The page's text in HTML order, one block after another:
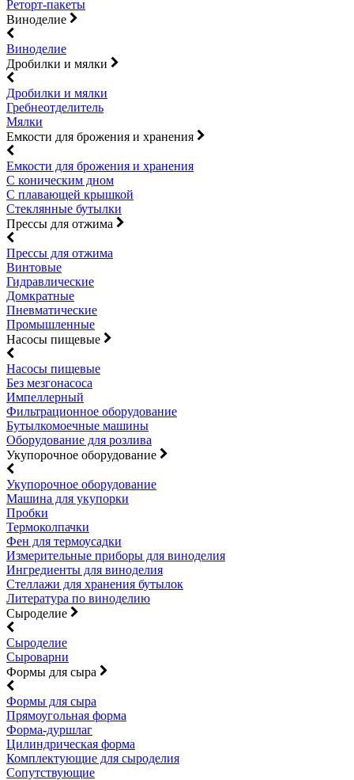
Реторт-пакеты
Виноделие
Виноделие
Дробилки и мялки
Дробилки и мялки
Гребнеотделитель
Мялки
Емкости для брожения и хранения
Емкости для брожения и хранения
С коническим дном
С плавающей крышкой
Стеклянные бутылки
Прессы для отжима
Прессы для отжима
Винтовые
Гидравлические
Домкратные
Пневматические
Промышленные
Насосы пищевые
Насосы пищевые
Без мезгонасоса
Импеллерный
Фильтрационное оборудование
Бутылкомоечные машины
Оборудование для розлива
Укупорочное оборудование
Укупорочное оборудование
Машина для укупорки
Пробки
Термоколпачки
Фен для термоусадки
Измерительные приборы для виноделия
Ингредиенты для виноделия
Стеллажи для хранения бутылок
Литература по виноделию
Сыроделие
Сыроделие
Сыроварни
Формы для сыра
Формы для сыра
Прямоугольная форма
Форма-дуршлаг
Цилиндрическая форма
Комплектующие для сыроделия
Сопутствующие